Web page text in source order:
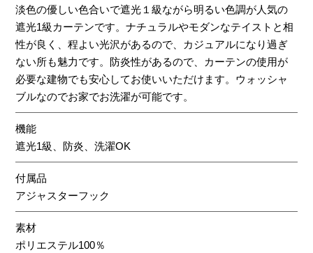
淡色の優しい色合いで遮光１級ながら明るい色調が人気の
遮光1級カーテンです。ナチュラルやモダンなテイストと相
性が良く、程よい光沢があるので、カジュアルになり過ぎ
ない所も魅力です。防炎性があるので、カーテンの使用が
必要な建物でも安心してお使いいただけます。ウォッシャ
ブルなのでお家でお洗濯が可能です。
機能
遮光1級、防炎、洗濯OK
付属品
アジャスターフック
素材
ポリエステル100％